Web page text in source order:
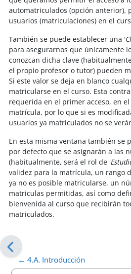
automatriculados (opción anterior),
usuarios (matriculaciones) en el
También se puede establecer una '
para asegurarnos que únicamente
conozcan dicha clave
el propio profesor o tutor) pueden
Si este valor se deja en blanco cu
matricularse en el curso. Esta
requerida en el primer acceso, en
matrícula, por lo que si es
usuarios ya matriculados no se
En esta misma ventana también se
por defecto que se asignarán a las
(habitualmente, será el rol de '
validez para la matrícula, un rango
ya no es posible matricularse, un
matriculas permitidas, así como
bienvenida al curso que recibirán
matriculados.
← 4.A. Introducción